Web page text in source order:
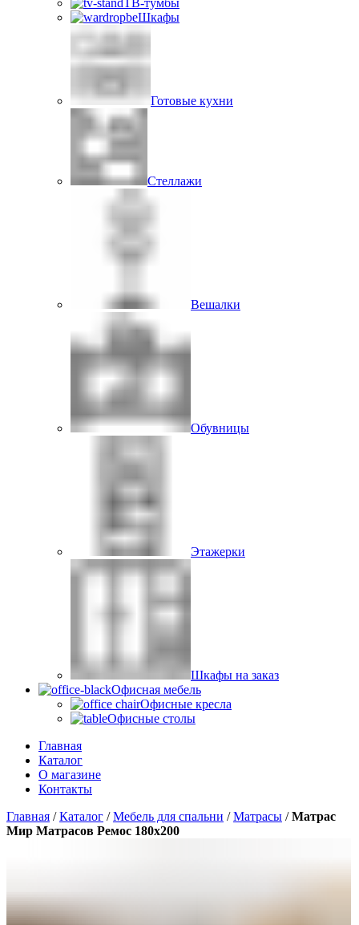
ТВ-тумбы
Шкафы
Готовые кухни
Стеллажи
Вешалки
Обувницы
Этажерки
Шкафы на заказ
Офисная мебель
Офисные кресла
Офисные столы
Главная
Каталог
О магазине
Контакты
Главная /Каталог /Мебель для спальни /Матрасы /Матрас
Мир Матрасов Ремос 180х200